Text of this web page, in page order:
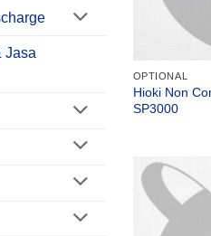
Jasa
OPTIONAL
Hioki Non
SP3000